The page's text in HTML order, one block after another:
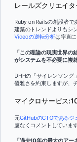
レールズクリエイ
Ruby on Railsの創設者で
建築のトレンドよりもシ
Videoの逆転分析は率直
「この理論の現実世界
がシステムを不必要に複
DHHの「サイレンソング
優雅さを約束しますが、
マイクロサービス
元GitHubのCTOであるジ
慮なくコメントしていま